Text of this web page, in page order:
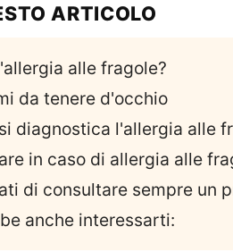
ARTICOLO
alle fragole?
da tenere d'occhio
diagnostica l'allergia alle
in caso di allergia alle
di consultare sempre un
anche interessarti: